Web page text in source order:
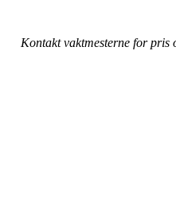
Kontakt vaktmesterne for pris